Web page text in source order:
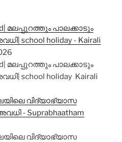
മലപ്പുറത്തും പാലക്കാടും
school holiday - Kairali
മലപ്പുറത്തും പാലക്കാടും
school holiday Kairali
വിദ്യാഭ്യാസ
- Suprabhaatham
വിദ്യാഭ്യാസ